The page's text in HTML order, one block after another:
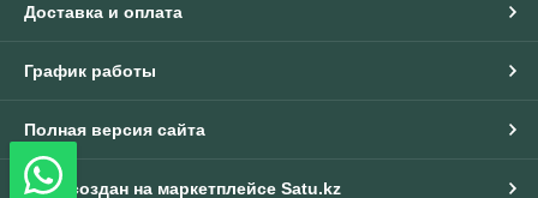
Доставка и оплата
График работы
Полная версия сайта
Сайт создан на маркетплейсе Satu.kz